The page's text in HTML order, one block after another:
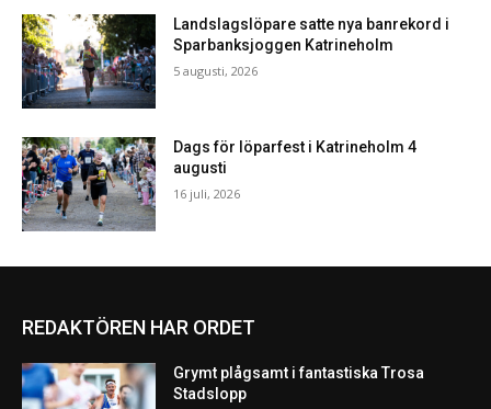
Landslagslöpare satte nya banrekord i
Sparbanksjoggen Katrineholm
5 augusti, 2026
Dags för löparfest i Katrineholm 4
augusti
16 juli, 2026
REDAKTÖREN HAR ORDET
Grymt plågsamt i fantastiska Trosa
Stadslopp